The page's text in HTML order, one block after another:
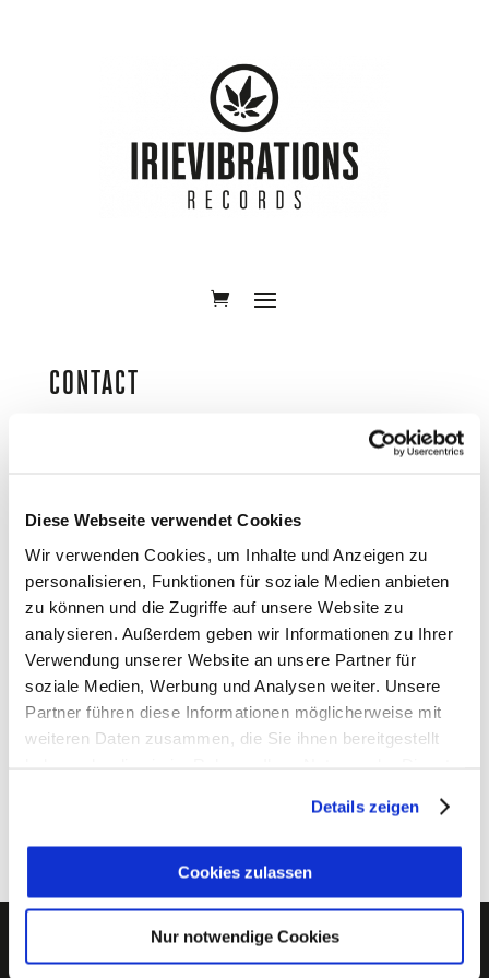
Diese Webseite verwendet Cookies
Wir verwenden Cookies, um Inhalte und Anzeigen zu
personalisieren, Funktionen für soziale Medien anbieten
zu können und die Zugriffe auf unsere Website zu
analysieren. Außerdem geben wir Informationen zu Ihrer
Verwendung unserer Website an unsere Partner für
soziale Medien, Werbung und Analysen weiter. Unsere
Partner führen diese Informationen möglicherweise mit
weiteren Daten zusammen, die Sie ihnen bereitgestellt
Details zeigen
Cookies zulassen
Nur notwendige Cookies
CONTACT
SENDEN